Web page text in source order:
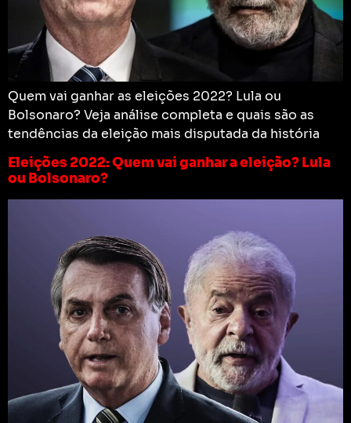
Quem vai ganhar as eleições 2022? Lula ou
Bolsonaro? Veja análise completa e quais são as
tendências da eleição mais disputada da história
Eleições 2022: Quem vai ganhar a eleição? Lula
ou Bolsonaro?